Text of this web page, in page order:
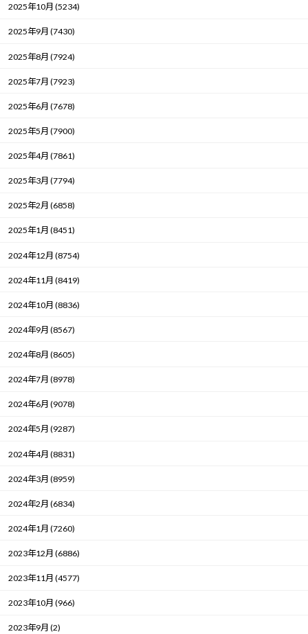
2025年10月 (5234)
2025年9月 (7430)
2025年8月 (7924)
2025年7月 (7923)
2025年6月 (7678)
2025年5月 (7900)
2025年4月 (7861)
2025年3月 (7794)
2025年2月 (6858)
2025年1月 (8451)
2024年12月 (8754)
2024年11月 (8419)
2024年10月 (8836)
2024年9月 (8567)
2024年8月 (8605)
2024年7月 (8978)
2024年6月 (9078)
2024年5月 (9287)
2024年4月 (8831)
2024年3月 (8959)
2024年2月 (6834)
2024年1月 (7260)
2023年12月 (6886)
2023年11月 (4577)
2023年10月 (966)
2023年9月 (2)